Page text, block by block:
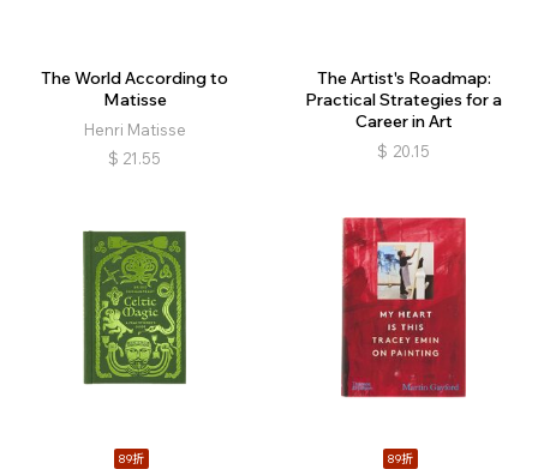
The World According to
Matisse
Henri Matisse
$ 21.55
The Artist's Roadmap:
Practical Strategies for a
Career in Art
$ 20.15
89折 89折